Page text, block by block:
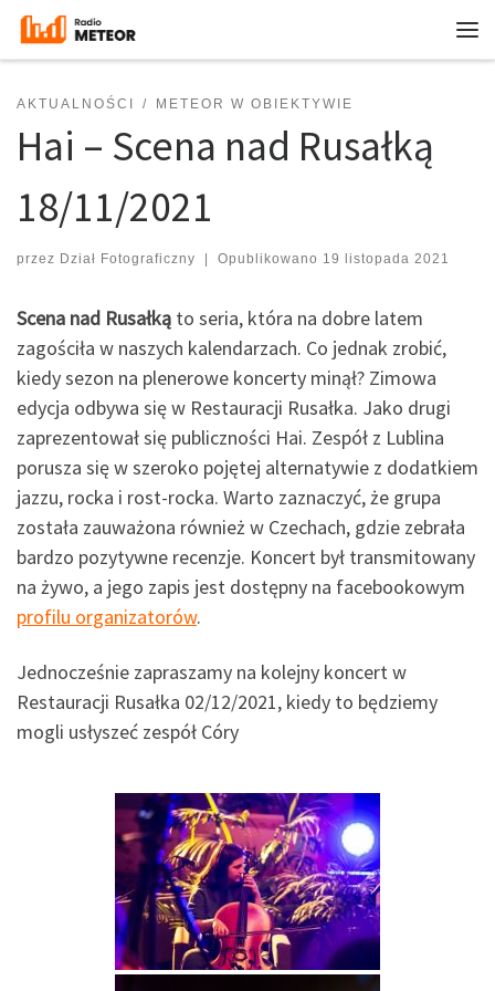
Przejdź do treści
AKTUALNOŚCI METEOR W OBIEKTYWIE
Hai – Scena nad Rusałką
18/11/2021
przez Dział Fotograficzny Opublikowano 19 listopada 2021
Scena nad Rusałką to seria, która na dobre latem
zagościła w naszych kalendarzach. Co jednak zrobić,
kiedy sezon na plenerowe koncerty minął? Zimowa
edycja odbywa się w Restauracji Rusałka. Jako drugi
zaprezentował się publiczności Hai. Zespół z Lublina
porusza się w szeroko pojętej alternatywie z dodatkiem
jazzu, rocka i rost-rocka. Warto zaznaczyć, że grupa
została zauważona również w Czechach, gdzie zebrała
bardzo pozytywne recenzje. Koncert był transmitowany
na żywo, a jego zapis jest dostępny na facebookowym
profilu organizatorów.
Jednocześnie zapraszamy na kolejny koncert w
Restauracji Rusałka 02/12/2021, kiedy to będziemy
mogli usłyszeć zespół Córy